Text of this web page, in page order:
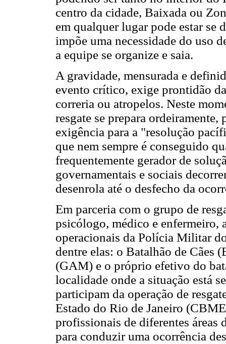
centro da cidade, Baixada ou
em qualquer lugar pode estar se
impõe uma necessidade do uso
a equipe se organize e saia.
A gravidade, mensurada e
evento crítico, exige prontidão
correria ou atropelos. Neste
resgate se prepara
exigência para a "resolução
que nem sempre é conseguido
frequentemente gerador de
governamentais e sociais
desenrola até o desfecho da
Em parceria com o grupo de
psicólogo, médico e enfermeiro,
operacionais da Polícia Militar
dentre elas: o Batalhão de
(GAM) e o próprio efetivo do
localidade onde a situação está
participam da operação de
Estado do Rio de Janeiro
profissionais de diferentes áreas
para conduzir uma ocorrência